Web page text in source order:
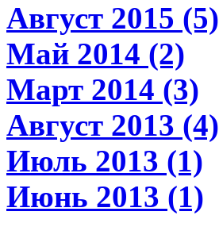
Август 2015 (5)
Май 2014 (2)
Март 2014 (3)
Август 2013 (4)
Июль 2013 (1)
Июнь 2013 (1)